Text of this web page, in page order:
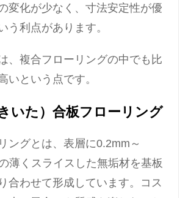
変化が少なく、寸法安定性が優
う利点があります。
、複合フローリングの中でも比
いという点です。
いた）合板フローリング
ングとは、表層に0.2mm～
薄くスライスした無垢材を基板
合わせて形成しています。コス